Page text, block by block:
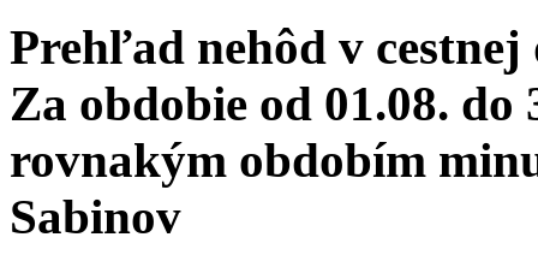
Prehľad nehôd v cestnej
Za obdobie od 01.08. do
rovnakým obdobím
Sabinov